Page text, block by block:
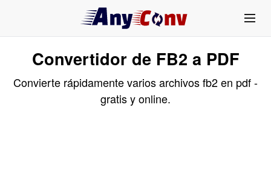
Convertidor de FB2 a PDF
Convierte rápidamente varios archivos fb2 en pdf -
gratis y online.